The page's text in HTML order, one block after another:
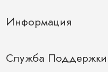
Информация
Служба Поддержки